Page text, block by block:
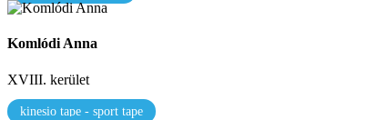
Komlódi Anna
XVIII. kerület
kinesio tape - sport tape